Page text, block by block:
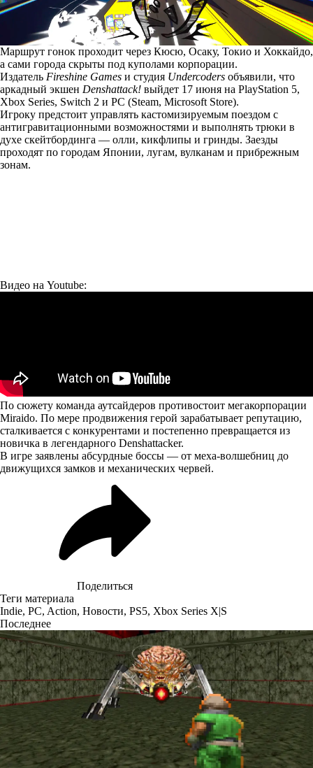
Маршрут гонок проходит через Кюсю, Осаку, Токио и Хоккайдо,
а сами города скрыты под куполами корпорации.
Издатель Fireshine Games и студия Undercoders объявили, что
аркадный экшен Denshattack! выйдет 17 июня на PlayStation 5,
Xbox Series, Switch 2 и PC (Steam, Microsoft Store).
Игроку предстоит управлять кастомизируемым поездом с
антигравитационными возможностями и выполнять трюки в
духе скейтбординга — олли, кикфлипы и гринды. Заезды
проходят по городам Японии, лугам, вулканам и прибрежным
зонам.
Видео на Youtube:
По сюжету команда аутсайдеров противостоит мегакорпорации
Miraido. По мере продвижения герой зарабатывает репутацию,
сталкивается с конкурентами и постепенно превращается из
новичка в легендарного Denshattacker.
В игре заявлены абсурдные боссы — от меха-волшебниц до
движущихся замков и механических червей.
Поделиться
Теги материала
Indie, PC, Action, Новости, PS5, Xbox Series X|S
Последнее